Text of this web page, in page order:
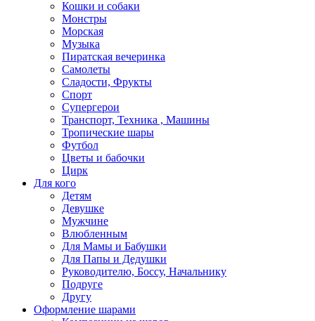
Кошки и собаки
Монстры
Морская
Музыка
Пиратская вечеринка
Самолеты
Сладости, Фрукты
Спорт
Супергерои
Транспорт, Техника , Машины
Тропические шары
Футбол
Цветы и бабочки
Цирк
Для кого
Детям
Девушке
Мужчине
Влюбленным
Для Мамы и Бабушки
Для Папы и Дедушки
Руководителю, Боссу, Начальнику
Подруге
Другу
Оформление шарами